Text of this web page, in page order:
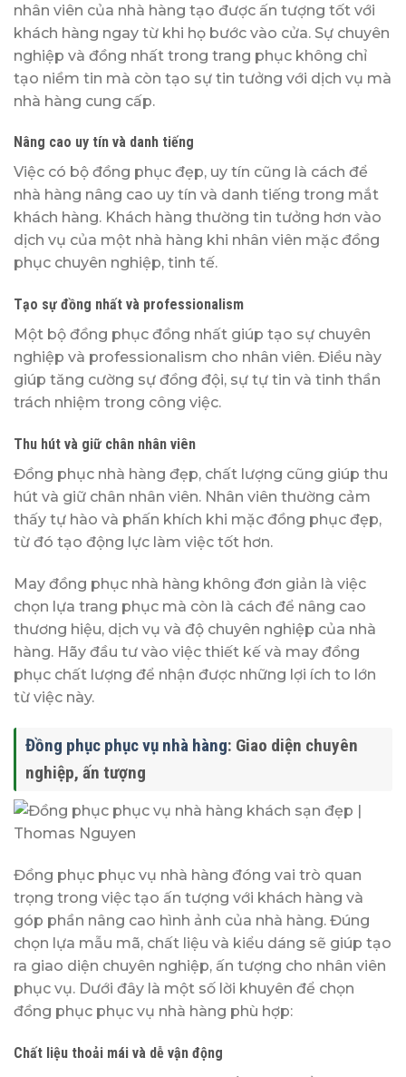
nhân viên của nhà hàng tạo được ấn tượng tốt với
khách hàng ngay từ khi họ bước vào cửa. Sự chuyên
nghiệp và đồng nhất trong trang phục không chỉ
tạo niềm tin mà còn tạo sự tin tưởng với dịch vụ mà
nhà hàng cung cấp.
Nâng cao uy tín và danh tiếng
Việc có bộ đồng phục đẹp, uy tín cũng là cách để
nhà hàng nâng cao uy tín và danh tiếng trong mắt
khách hàng. Khách hàng thường tin tưởng hơn vào
dịch vụ của một nhà hàng khi nhân viên mặc đồng
phục chuyên nghiệp, tinh tế.
Tạo sự đồng nhất và professionalism
Một bộ đồng phục đồng nhất giúp tạo sự chuyên
nghiệp và professionalism cho nhân viên. Điều này
giúp tăng cường sự đồng đội, sự tự tin và tinh thần
trách nhiệm trong công việc.
Thu hút và giữ chân nhân viên
Đồng phục nhà hàng đẹp, chất lượng cũng giúp thu
hút và giữ chân nhân viên. Nhân viên thường cảm
thấy tự hào và phấn khích khi mặc đồng phục đẹp,
từ đó tạo động lực làm việc tốt hơn.
May đồng phục nhà hàng không đơn giản là việc
chọn lựa trang phục mà còn là cách để nâng cao
thương hiệu, dịch vụ và độ chuyên nghiệp của nhà
hàng. Hãy đầu tư vào việc thiết kế và may đồng
phục chất lượng để nhận được những lợi ích to lớn
từ việc này.
Đồng phục phục vụ nhà hàng: Giao diện chuyên
nghiệp, ấn tượng
Đồng phục phục vụ nhà hàng đóng vai trò quan
trọng trong việc tạo ấn tượng với khách hàng và
góp phần nâng cao hình ảnh của nhà hàng. Đúng
chọn lựa mẫu mã, chất liệu và kiểu dáng sẽ giúp tạo
ra giao diện chuyên nghiệp, ấn tượng cho nhân viên
phục vụ. Dưới đây là một số lời khuyên để chọn
đồng phục phục vụ nhà hàng phù hợp:
Chất liệu thoải mái và dễ vận động